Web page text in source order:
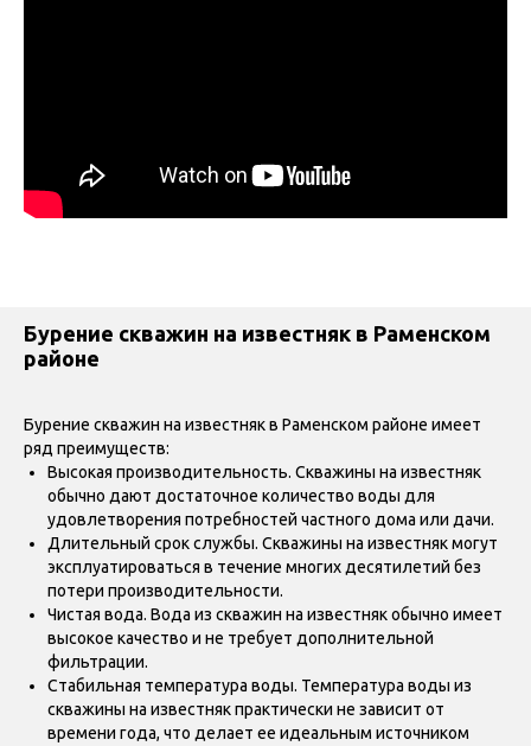
Бурение скважин на известняк в Раменском
районе
Бурение скважин на известняк в Раменском районе имеет
ряд преимуществ:
Высокая производительность. Скважины на известняк
обычно дают достаточное количество воды для
удовлетворения потребностей частного дома или дачи.
Длительный срок службы. Скважины на известняк могут
эксплуатироваться в течение многих десятилетий без
потери производительности.
Чистая вода. Вода из скважин на известняк обычно имеет
высокое качество и не требует дополнительной
фильтрации.
Стабильная температура воды. Температура воды из
скважины на известняк практически не зависит от
времени года, что делает ее идеальным источником